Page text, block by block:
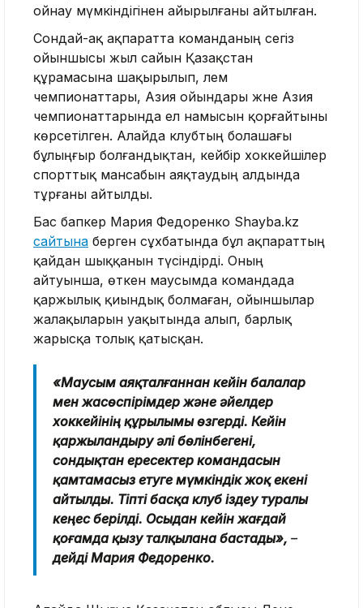
ойнау мүмкіндігінен айырылғаны айтылған.
Сондай-ақ ақпаратта команданың сегіз
ойыншысы жыл сайын Қазақстан
құрамасына шақырылып, әлем
чемпионаттары, Азия ойындары және Азия
чемпионаттарында ел намысын қорғайтыны
көрсетілген. Алайда клубтың болашағы
бұлыңғыр болғандықтан, кейбір хоккейшілер
спорттық мансабын аяқтаудың алдында
тұрғаны айтылды.
Бас бапкер Мария Федоренко Shayba.kz
сайтына берген сұхбатында бұл ақпараттың
қайдан шыққанын түсіндірді. Оның
айтуынша, өткен маусымда командада
қаржылық қиындық болмаған, ойыншылар
жалақыларын уақытында алып, барлық
жарысқа толық қатысқан.
«Маусым аяқталғаннан кейін балалар
мен жасөспірімдер және әйелдер
хоккейінің құрылымы өзгерді. Кейін
қаржыландыру әлі бөлінбегені,
сондықтан ересектер командасын
қамтамасыз етуге мүмкіндік жоқ екені
айтылды. Тіпті басқа клуб іздеу туралы
кеңес берілді. Осыдан кейін жағдай
қоғамда қызу талқылана бастады», –
дейді Мария Федоренко.